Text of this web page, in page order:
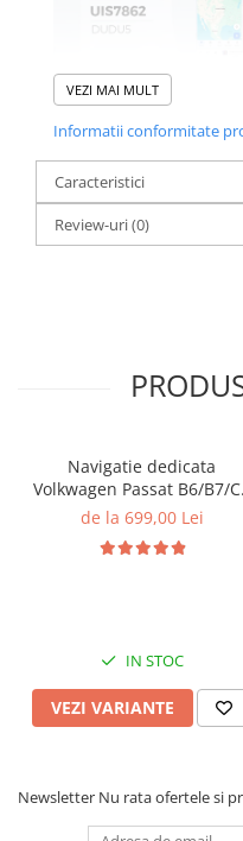
VEZI MAI MULT
Informatii conformitate
Caracteristici
Review-uri(0)
Navigatie dedicata
Volkwagen Passat B6/B7/
Gri, 4GB RAM 64GB ROM,
Display QLED 10", DSP,
de la 699,00 Lei
IN STOC
VEZI VARIANTE
Newsletter Nu rata ofertele si